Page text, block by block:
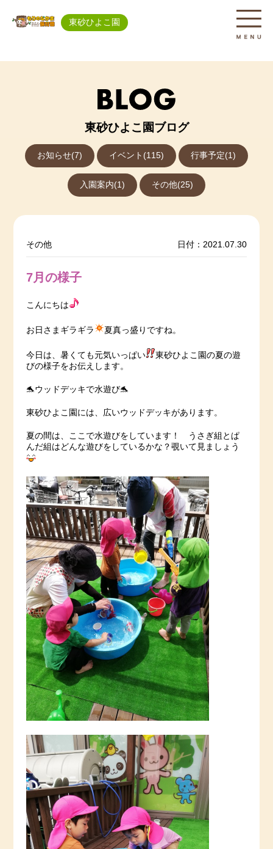
東砂ひよこ園
東砂ひよこ園ブログ
お知らせ(7) イベント(115) 行事予定(1)
入園案内(1) その他(25)
その他 日付：2021.07.30
7月の様子
こんにちは
お日さまギラギラ 夏真っ盛りですね。
今日は、暑くても元気いっぱい
東砂ひよこ園の夏の遊
びの様子をお伝えします。
🐬ウッドデッキで水遊び🐬
東砂ひよこ園には、広いウッドデッキがあります。
夏の間は、ここで水遊びをしています！ うさぎ組とぱ
んだ組はどんな遊びをしているかな？覗いて見ましょう